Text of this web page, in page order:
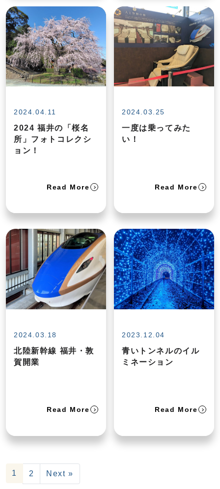
2024.04.11
2024 福井の「桜名
所」フォトコレクシ
ョン！
Read More
2024.03.25
一度は乗ってみた
い！
Read More
2024.03.18
北陸新幹線 福井・敦
賀開業
Read More
2023.12.04
青いトンネルのイル
ミネーション
Read More
1 2 Next »